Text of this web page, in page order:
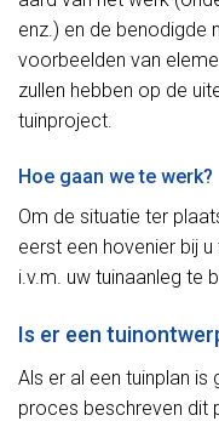
enz.) en de benodigde
voorbeelden van
zullen hebben op de
tuinproject.
Hoe gaan we te werk?
Om de situatie ter
eerst een hovenier bij
i.v.m. uw tuinaanleg te
Is er een
Als er al een tuinplan
proces beschreven dit